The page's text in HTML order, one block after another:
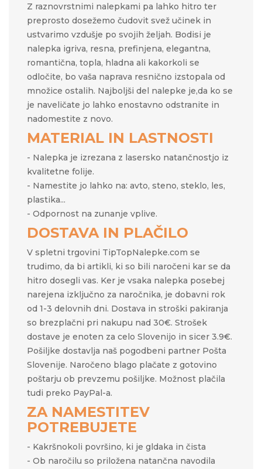
Z raznovrstnimi nalepkami pa lahko hitro ter
preprosto dosežemo čudovit svež učinek in
ustvarimo vzdušje po svojih željah.​​ Bodisi je
nalepka igriva, resna, prefinjena, elegantna,
romantična, topla, hladna ali kakorkoli se
odločite, bo vaša naprava resnično izstopala od
množice ostalih. Najboljši del nalepke je,da ko se
je naveličate jo lahko enostavno odstranite in
nadomestite z novo.
MATERIAL IN LASTNOSTI
- Nalepka je izrezana z lasersko natančnostjo iz
kvalitetne folije.
- Namestite jo lahko na: avto, steno, steklo, les,
plastika...
- Odpornost na zunanje vplive.
DOSTAVA IN PLAČILO
V spletni trgovini TipTopNalepke.com se
trudimo, da bi artikli, ki so bili naročeni kar se da
hitro dosegli vas. Ker je vsaka nalepka posebej
narejena izključno za naročnika, je dobavni rok
od 1-3 delovnih dni. Dostava in stroški pakiranja
so brezplačni pri nakupu nad 30€. Strošek
dostave je enoten za celo Slovenijo in sicer 3.9€.
Pošiljke dostavlja naš pogodbeni partner Pošta
Slovenije. Naročeno blago plačate z gotovino
poštarju ob prevzemu pošiljke. Možnost plačila
tudi preko PayPal-a.
ZA NAMESTITEV
POTREBUJETE
- Kakršnokoli površino, ki je gldaka in čista
- Ob naročilu so priložena natančna navodila